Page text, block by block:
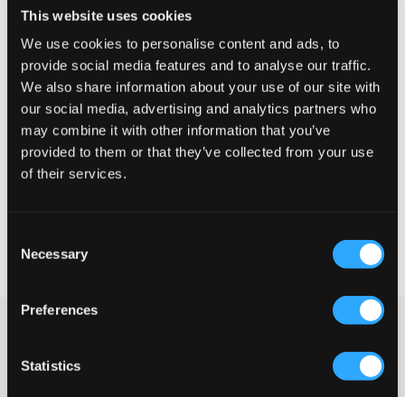
This website uses cookies
We use cookies to personalise content and ads, to
provide social media features and to analyse our traffic.
We also share information about your use of our site with
our social media, advertising and analytics partners who
may combine it with other information that you’ve
provided to them or that they’ve collected from your use
of their services.
Selection
Necessary
Preferences
Statistics
Wahrgenommene Größe
GRÖSSENBERATER
WÄHLEN SIE EINE GRÖSSE
Gratis versand über €69
Weiße Strick-Hoodie von Grunt. Gerippte Bündchen befinden
Passform. Ein Strickpullover ist ein bequemes und trendiges